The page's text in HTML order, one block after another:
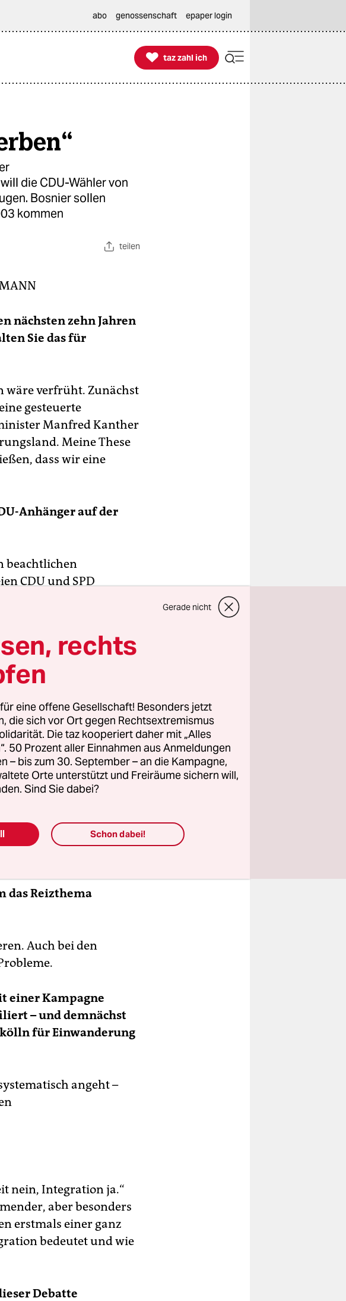
abo genossenschaft epaper login

taz zahl ich
taz zahl ich
die CDU-Wähler von
Bosnier sollen
kommen
teilen
nächsten zehn Jahren
Sie das für
wäre verfrüht. Zunächst
gesteuerte
Manfred Kanther
Meine These
dass wir eine
Anhänger auf der
beachtlichen
CDU und SPD
gesteuerte
Bürger nicht
misslingen.
wollen Sie das
sondern um eine
auf die Altersstruktur
Bundesamts
Millionen Einwohner
Rolle. Das Problem ist:
2050 werden es 80
das Reizthema
Auch bei den
einer Kampagne
– und demnächst
für Einwanderung
angeht –
nein, Integration ja.“
aber besonders
erstmals einer ganz
bedeutet und wie
Debatte
Gerade nicht
rechts
eine offene Gesellschaft! Besonders jetzt
die sich vor Ort gegen Rechtsextremismus
Die taz kooperiert daher mit „Alles
50 Prozent aller Einnahmen aus Anmeldungen
– bis zum 30. September – an die Kampagne,
Orte unterstützt und Freiräume sichern will,
Sind Sie dabei?
Schon dabei!